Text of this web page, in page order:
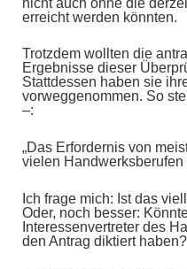
erreicht werden könnten.
Trotzdem wollten die
Ergebnisse dieser
Stattdessen haben sie
vorweggenommen. So
–:
„Das Erfordernis von
vielen Handwerksberufen
Ich frage mich: Ist das
Oder, noch besser:
Interessenvertreter des
den Antrag diktiert haben?